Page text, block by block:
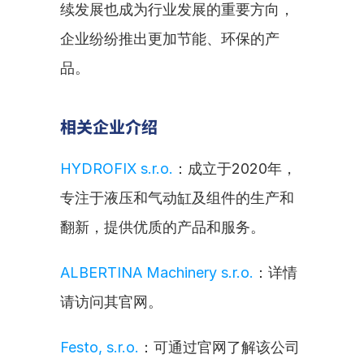
续发展也成为行业发展的重要方向，
企业纷纷推出更加节能、环保的产
品。
相关企业介绍
HYDROFIX s.r.o. ：成立于2020年，
专注于液压和气动缸及组件的生产和
翻新，提供优质的产品和服务。
ALBERTINA Machinery s.r.o. ：详情
请访问其官网。
Festo, s.r.o. ：可通过官网了解该公司